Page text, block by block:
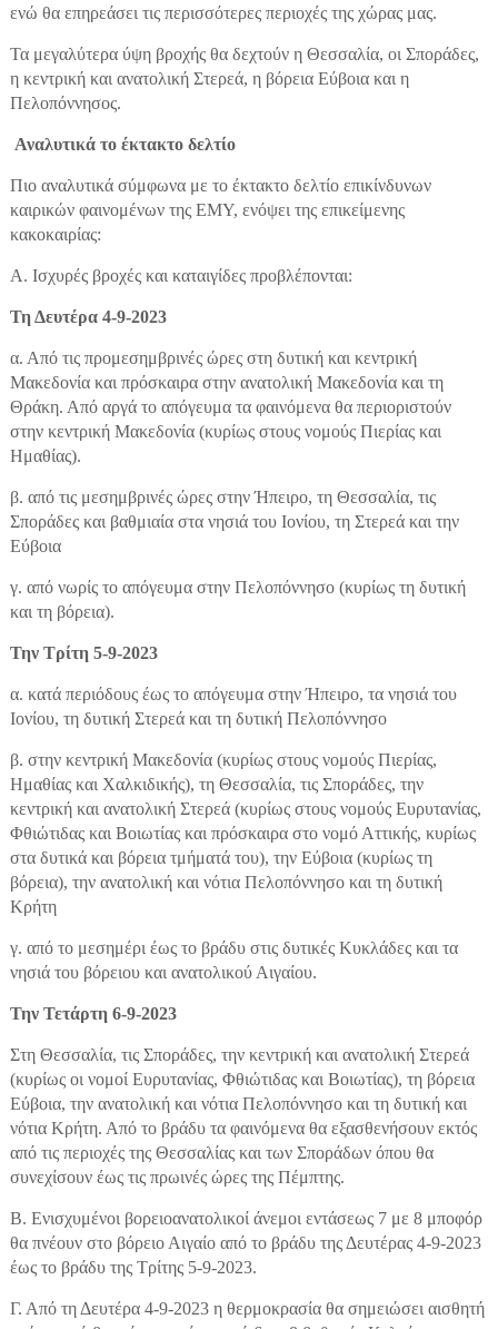
ενώ θα επηρεάσει τις περισσότερες περιοχές της χώρας μας.
Τα μεγαλύτερα ύψη βροχής θα δεχτούν η Θεσσαλία, οι Σποράδες,
η κεντρική και ανατολική Στερεά, η βόρεια Εύβοια και η
Πελοπόννησος.
Αναλυτικά το έκτακτο δελτίο
Πιο αναλυτικά σύμφωνα με το έκτακτο δελτίο επικίνδυνων
καιρικών φαινομένων της ΕΜΥ, ενόψει της επικείμενης
κακοκαιρίας:
Α. Ισχυρές βροχές και καταιγίδες προβλέπονται:
Τη Δευτέρα 4-9-2023
α. Από τις προμεσημβρινές ώρες στη δυτική και κεντρική
Μακεδονία και πρόσκαιρα στην ανατολική Μακεδονία και τη
Θράκη. Από αργά το απόγευμα τα φαινόμενα θα περιοριστούν
στην κεντρική Μακεδονία (κυρίως στους νομούς Πιερίας και
Ημαθίας).
β. από τις μεσημβρινές ώρες στην Ήπειρο, τη Θεσσαλία, τις
Σποράδες και βαθμιαία στα νησιά του Ιονίου, τη Στερεά και την
Εύβοια
γ. από νωρίς το απόγευμα στην Πελοπόννησο (κυρίως τη δυτική
και τη βόρεια).
Την Τρίτη 5-9-2023
α. κατά περιόδους έως το απόγευμα στην Ήπειρο, τα νησιά του
Ιονίου, τη δυτική Στερεά και τη δυτική Πελοπόννησο
β. στην κεντρική Μακεδονία (κυρίως στους νομούς Πιερίας,
Ημαθίας και Χαλκιδικής), τη Θεσσαλία, τις Σποράδες, την
κεντρική και ανατολική Στερεά (κυρίως στους νομούς Ευρυτανίας,
Φθιώτιδας και Βοιωτίας και πρόσκαιρα στο νομό Αττικής, κυρίως
στα δυτικά και βόρεια τμήματά του), την Εύβοια (κυρίως τη
βόρεια), την ανατολική και νότια Πελοπόννησο και τη δυτική
Κρήτη
γ. από το μεσημέρι έως το βράδυ στις δυτικές Κυκλάδες και τα
νησιά του βόρειου και ανατολικού Αιγαίου.
Την Τετάρτη 6-9-2023
Στη Θεσσαλία, τις Σποράδες, την κεντρική και ανατολική Στερεά
(κυρίως οι νομοί Ευρυτανίας, Φθιώτιδας και Βοιωτίας), τη βόρεια
Εύβοια, την ανατολική και νότια Πελοπόννησο και τη δυτική και
νότια Κρήτη. Από το βράδυ τα φαινόμενα θα εξασθενήσουν εκτός
από τις περιοχές της Θεσσαλίας και των Σποράδων όπου θα
συνεχίσουν έως τις πρωινές ώρες της Πέμπτης.
Β. Ενισχυμένοι βορειοανατολικοί άνεμοι εντάσεως 7 με 8 μποφόρ
θα πνέουν στο βόρειο Αιγαίο από το βράδυ της Δευτέρας 4-9-2023
έως το βράδυ της Τρίτης 5-9-2023.
Γ. Από τη Δευτέρα 4-9-2023 η θερμοκρασία θα σημειώσει αισθητή